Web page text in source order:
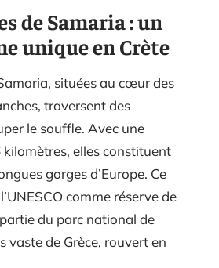
de Samaria : un
unique en Crète
situées au cœur des
traversent des
le souffle. Avec une
elles constituent
gorges d’Europe. Ce
comme réserve de
du parc national de
vaste de Grèce, rouvert en